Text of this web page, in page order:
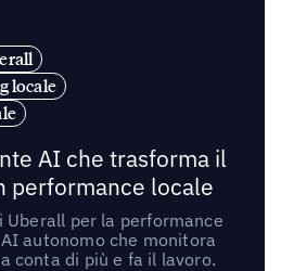
locale
AI che trasforma il
performance locale
Uberall per la performance
autonomo che monitora
conta di più e fa il lavoro.